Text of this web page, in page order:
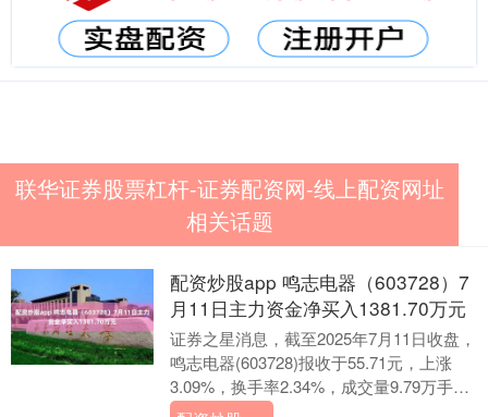
联华证券股票杠杆-证券配资网-线上配资网址
相关话题
配资炒股app 鸣志电器（603728）7
月11日主力资金净买入1381.70万元
证券之星消息，截至2025年7月11日收盘，
鸣志电器(603728)报收于55.71元，上涨
3.09%，换手率2.34%，成交量9.79万手，
成交额5.41亿元....